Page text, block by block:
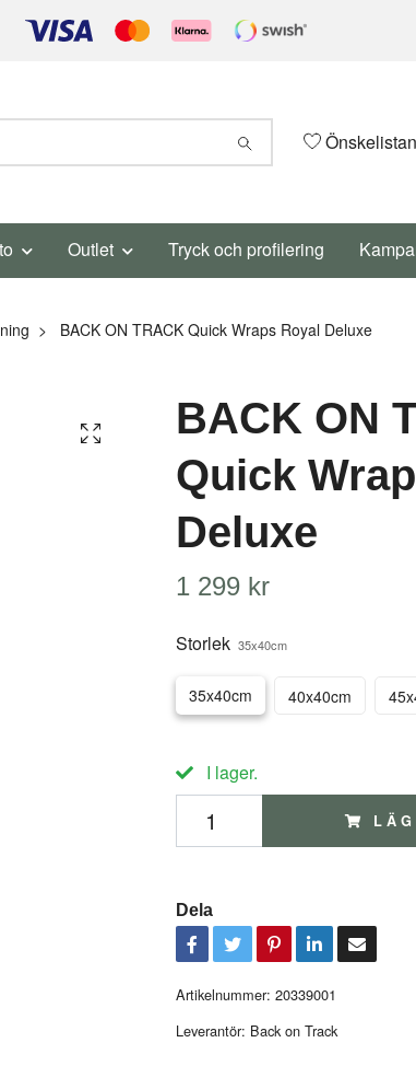
Önskelistan
Outlet Tryck och profilering
BACK ON TRACK Quick Wraps Royal Deluxe
BACK ON
Quick
Deluxe
1 299 kr
Storlek 35x40cm
35x40cm 40x40cm
I lager.
Dela
Artikelnummer: 20339001
Leverantör: Back on Track